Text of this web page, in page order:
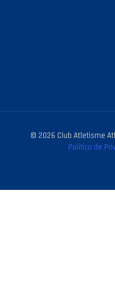
© 2026 Club Atletisme
Política de